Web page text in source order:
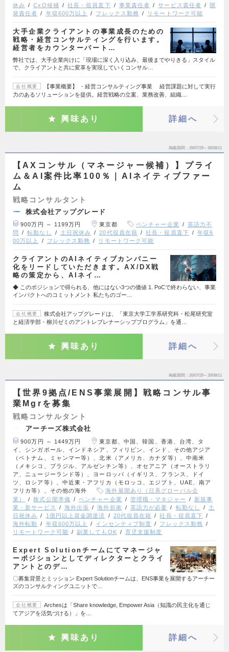
休み CxO候補 社長・役員直下 事業責任者 サービス責任者
開
発責任者
年収600万以上 フレックス勤務 リモートワーク可能
大手企業クライアントの事業成長のための
戦略・経営コンサルティングを行います。
経営者をカウンターパート…
弊社では、大手企業向けに「現場に深く入り込み、最後までやりきる」スタイル
で、クライアントと共に変革を実現していくコンサル…
会社概要
【事業概要】 ・経営コンサルティング事業 経営課題に対して実行
力のあるソリューションを提供。経営戦略の立案、業務改善、組織…
興味あり 詳細へ
掲載期間 26/07/29～26/08/11
【AXコンサル（マネージャー候補）】プライ
ム＆AI案件比率100％｜AIネイティブファー
ム
戦略コンサルタント
株式会社アップグレード
900万円 ～ 1199万円 東京都 ベンチャー企業
英語力不
問
転勤なし 土日祝休み 20代役員在籍 社長・役員直下
年収6
00万以上
フレックス勤務 リモートワーク可能
クライアントのAIネイティブカンパニー
化をリードしていただきます。AX/DX戦
略の策定から、AIネイ…
◆ このポジションで得られる、他にはない3つの価値 1. PoCで終わらない、事業
インパクトへのコミットメント 私たちのゴー…
会社概要
株式会社アップグレードは、「東京大学工学系研究科・松尾研究室
と経済学部・柳川ゼミのアントレプレナーシッププログラム」を通…
興味あり 詳細へ
掲載期間 26/07/29～26/08/11
【世界9拠点/ENS事業展開】戦略コンサル事
業Mgrを募集
戦略コンサルタント
アーチーズ株式会社
900万円 ～ 1449万円
東京都、中国、韓国、香港、台湾、タ
イ、シンガポール、インドネシア、フィリピン、インド、その他アジア
（ベトナム、ミャンマー等）、北米（アメリカ、カナダ等）、中南米
（メキシコ、ブラジル、アルゼンチン等）、オセアニア（オーストラリ
ア、ニュージーランド等）、ヨーロッパ（イギリス、フランス、ドイ
ツ、ロシア等）、中近東・アフリカ（モロッコ、エジプト、UAE、南ア
フリカ等）、その他の海外
海外展開あり（日系グローバル企
業）
株式公開準備 ベンチャー企業 管理職・マネジャー
新規事
業・新サービス
海外出張 海外折衝 英語力が必要 転勤なし
土
日祝休み
1億円以上資金調達済 20代役員在籍
社長・役員直下
海外転勤
年収600万以上 インセンティブ制度
フレックス勤務
リモートワーク可能
副業してもOK 育児支援制度
Expert Solutionチームにてマネージャ
ーポジションとしてディレクターとクライ
アントとのデ…
〇募集背景とミッション Expert Solutionチームは、ENS事業を展開するアーチー
ズのコンサルティングユニットで…
会社概要
Archesは「Share knowledge, Empower Asia（知識の民主化を通じ
てアジアを活気づける）」を…
興味あり 詳細へ